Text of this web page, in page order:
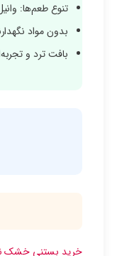
تنوع طعم‌ها:
بدون مواد
بافت ترد و
خرید بستنی خشک